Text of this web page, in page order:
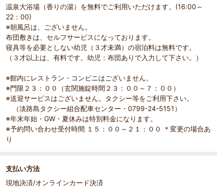
温泉大浴場（香りの湯）を無料でご利用いただけます。(16:00～
22：00)
※朝風呂は、ございません。
布団敷きは、セルフサービスになっております。
寝具等を必要としない幼児（３才未満）の宿泊料は無料です。
（３才以上は、有料です。幼児：布団ありで入力して下さい。）
※館内にレストラン・コンビニはございません。
※門限２３：００（玄関施錠時間２３：００～７：００）
※送迎サービスはございません。タクシー等をご利用下さい。
（淡路島タクシー組合配車センター・0799-24-5151）
※年末年始・GW・夏休みは特別料金になります。
※予約問い合わせ受付時間 １５：００～２１：００ ＊変更の場合あ
り
支払い方法
現地決済/オンラインカード決済